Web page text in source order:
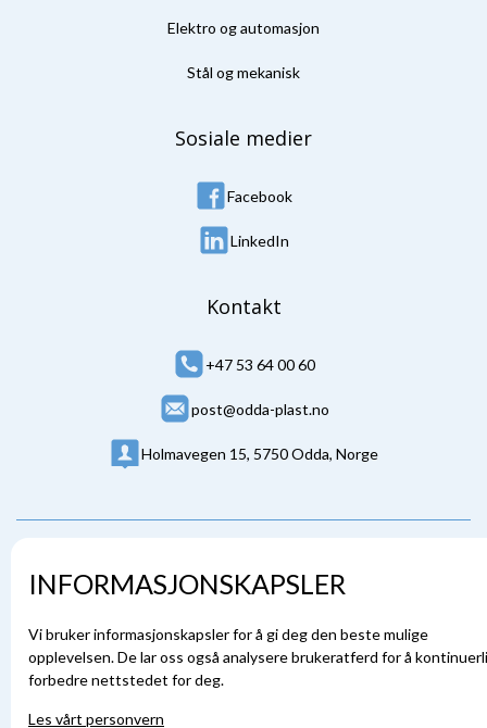
INFORMASJONSKAPSLER
Vi bruker informasjonskapsler for å gi deg den beste mulige
opplevelsen. De lar oss også analysere brukeratferd for å
forbedre nettstedet for deg.
Les vårt personvern
Elektro og automasjon
Stål og mekanisk
Sosiale medier
Facebook
LinkedIn
Kontakt
+47 53 64 00 60
post@odda-plast.no
Holmavegen 15, 5750 Odda, Norge
© Odda Plast AS
Nettside levert av Horn Media
Personvern